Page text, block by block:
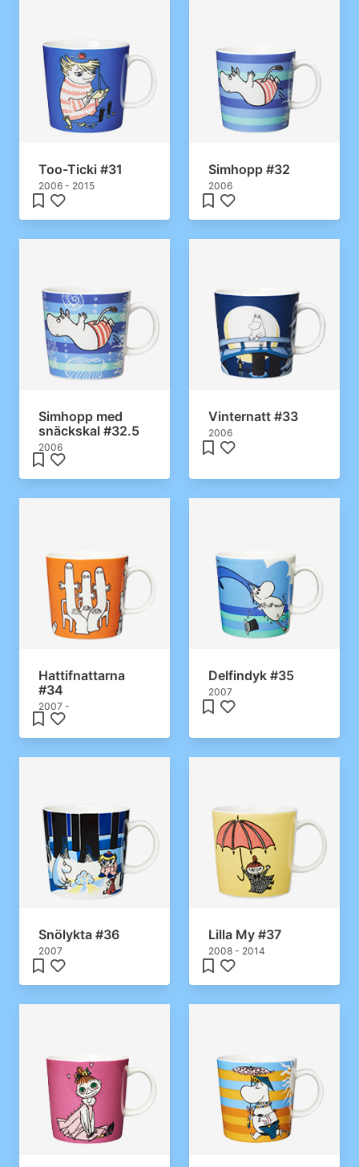
Too-Ticki #31
2006 - 2015
Simhopp #32
2006
Simhopp med
snäckskal #32.5
2006
Vinternatt #33
2006
Hattifnattarna
#34
2007 -
Delfindyk #35
2007
Snölykta #36
2007
Lilla My #37
2008 - 2014